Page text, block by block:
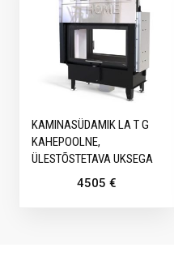
KAMINASÜDAMIK LA T G
KAHEPOOLNE,
ÜLESTÕSTETAVA UKSEGA
4505 €